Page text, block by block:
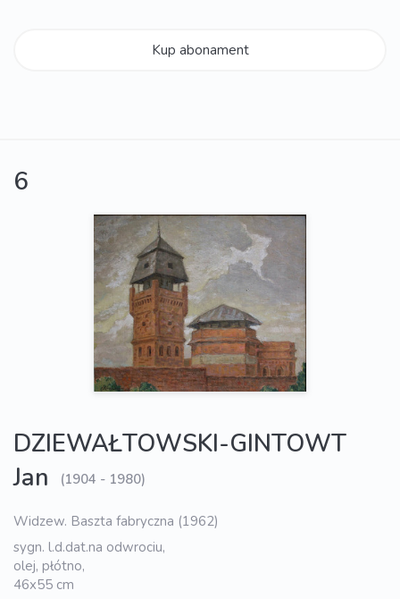
Kup abonament
6
DZIEWAŁTOWSKI-GINTOWT
Jan
(1904 - 1980)
Widzew. Baszta fabryczna (1962)
sygn. l.d.dat.na odwrociu,
olej, płótno,
46x55 cm